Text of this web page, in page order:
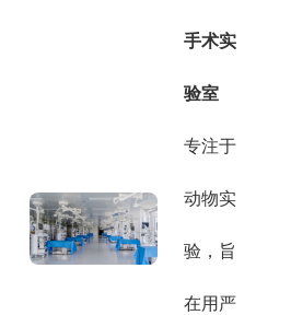
手术实
验室
专注于
动物实
验，旨
在用严